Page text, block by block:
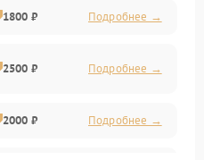
1800 ₽ Подробнее →
2500 ₽ Подробнее →
2000 ₽ Подробнее →